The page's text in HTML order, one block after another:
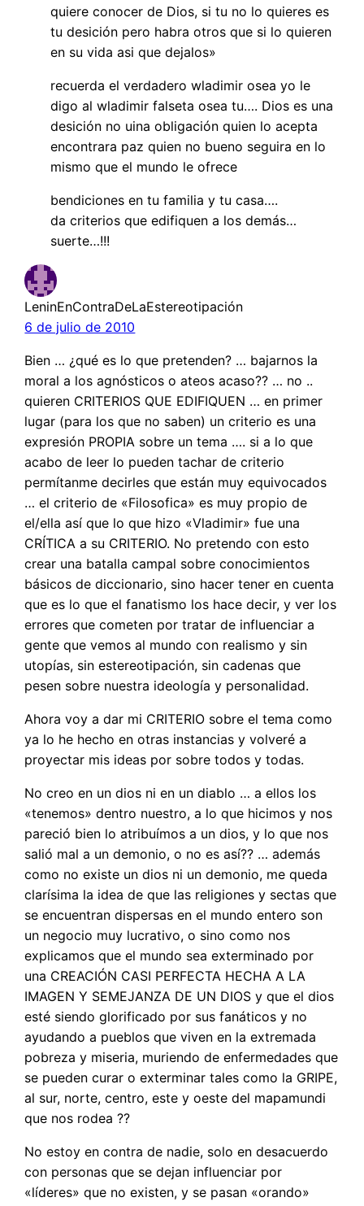
quiere conocer de Dios, si tu no lo quieres es
tu desición pero habra otros que si lo quieren
en su vida asi que dejalos»
recuerda el verdadero wladimir osea yo le
digo al wladimir falseta osea tu…. Dios es una
desición no uina obligación quien lo acepta
encontrara paz quien no bueno seguira en lo
mismo que el mundo le ofrece
bendiciones en tu familia y tu casa….
da criterios que edifiquen a los demás…
suerte…!!!
LeninEnContraDeLaEstereotipación
6 de julio de 2010
Bien … ¿qué es lo que pretenden? … bajarnos la
moral a los agnósticos o ateos acaso?? … no ..
quieren CRITERIOS QUE EDIFIQUEN … en primer
lugar (para los que no saben) un criterio es una
expresión PROPIA sobre un tema …. si a lo que
acabo de leer lo pueden tachar de criterio
permítanme decirles que están muy equivocados
… el criterio de «Filosofica» es muy propio de
el/ella así que lo que hizo «Vladimir» fue una
CRÍTICA a su CRITERIO. No pretendo con esto
crear una batalla campal sobre conocimientos
básicos de diccionario, sino hacer tener en cuenta
que es lo que el fanatismo los hace decir, y ver los
errores que cometen por tratar de influenciar a
gente que vemos al mundo con realismo y sin
utopías, sin estereotipación, sin cadenas que
pesen sobre nuestra ideología y personalidad.
Ahora voy a dar mi CRITERIO sobre el tema como
ya lo he hecho en otras instancias y volveré a
proyectar mis ideas por sobre todos y todas.
No creo en un dios ni en un diablo … a ellos los
«tenemos» dentro nuestro, a lo que hicimos y nos
pareció bien lo atribuímos a un dios, y lo que nos
salió mal a un demonio, o no es así?? … además
como no existe un dios ni un demonio, me queda
clarísima la idea de que las religiones y sectas que
se encuentran dispersas en el mundo entero son
un negocio muy lucrativo, o sino como nos
explicamos que el mundo sea exterminado por
una CREACIÓN CASI PERFECTA HECHA A LA
IMAGEN Y SEMEJANZA DE UN DIOS y que el dios
esté siendo glorificado por sus fanáticos y no
ayudando a pueblos que viven en la extremada
pobreza y miseria, muriendo de enfermedades que
se pueden curar o exterminar tales como la GRIPE,
al sur, norte, centro, este y oeste del mapamundi
que nos rodea ??
No estoy en contra de nadie, solo en desacuerdo
con personas que se dejan influenciar por
«líderes» que no existen, y se pasan «orando»